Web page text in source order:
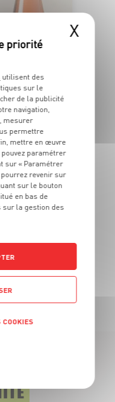
X
utilisent des
sur le
de la publicité
navigation,
mesurer
permettre
mettre en œuvre
paramétrer
sur « Paramétrer
revenir sur
sur le bouton
en bas de
sur la gestion des
COOKIES